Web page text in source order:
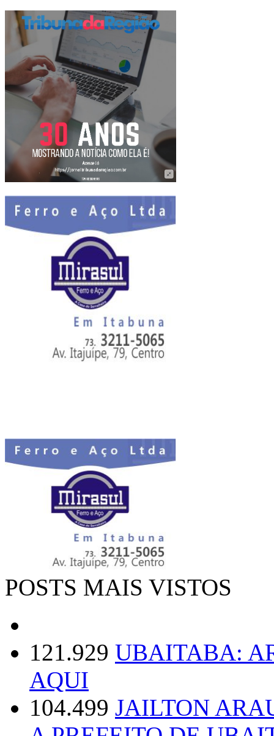
POSTS MAIS VISTOS
121.929 UBAITABA:
AQUI
104.499 JAILTON